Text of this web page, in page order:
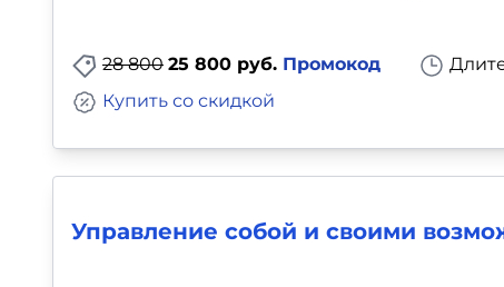
28 800 25 800 руб. Промокод
Купить со скидкой
Управление собой и своими